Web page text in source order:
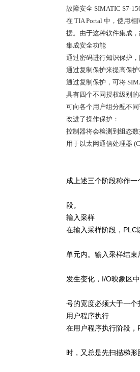
故障安全 SIMATIC S7-
在 TIA Portal 中，使用
据。由于这种软件集成
集成安全功能
通过密码进行知识保护
通过复制保护来提高保
通过复制保护，可将
具有四个不同授权级别
可向各个用户组分配不
改进了操作保护：
控制器将会检测到组态
用于以太网通信处理器
成上述三个阶段称作
段。
输入采样
在输入采样阶段，PLC
单元内。输入采样结
发生变化，I/O映象区
号的宽度必须大于一
用户程序执行
在用户程序执行阶段
时，又总是先扫描梯